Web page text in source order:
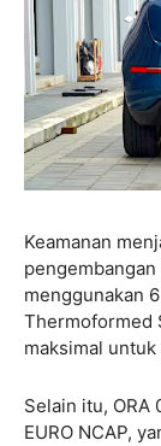
Keamanan
menggunakan
Thermoformed
maksimal
Selain itu,
EURO NCAP,